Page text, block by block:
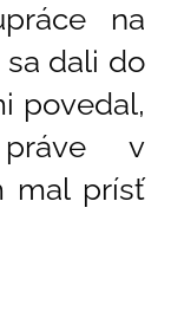
na
dali do
povedal,
v
mal prísť